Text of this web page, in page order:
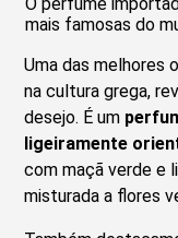
mais famosas do
Uma das melhores
na cultura grega,
desejo. É um
ligeiramente
com maçã verde e
misturada a flores